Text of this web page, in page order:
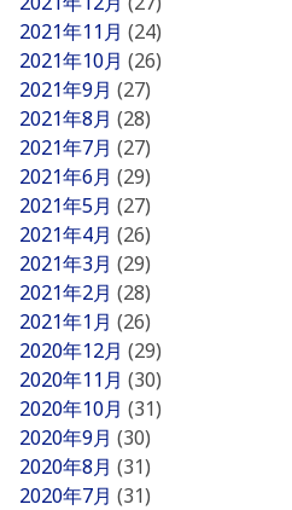
2021年11月 (24)
2021年10月 (26)
2021年9月 (27)
2021年8月 (28)
2021年7月 (27)
2021年6月 (29)
2021年5月 (27)
2021年4月 (26)
2021年3月 (29)
2021年2月 (28)
2021年1月 (26)
2020年12月 (29)
2020年11月 (30)
2020年10月 (31)
2020年9月 (30)
2020年8月 (31)
2020年7月 (31)